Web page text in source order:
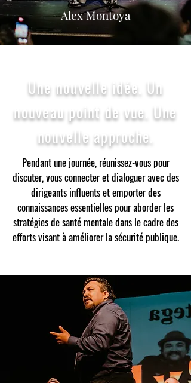
Alex Montoya
Une nouvelle idée. Un
nouveau point de vue. Une
nouvelle approche.
Pendant une journée, réunissez-vous pour
discuter, vous connecter et dialoguer avec des
dirigeants influents et emporter des
connaissances essentielles pour aborder les
stratégies de santé mentale dans le cadre des
efforts visant à améliorer la sécurité publique.